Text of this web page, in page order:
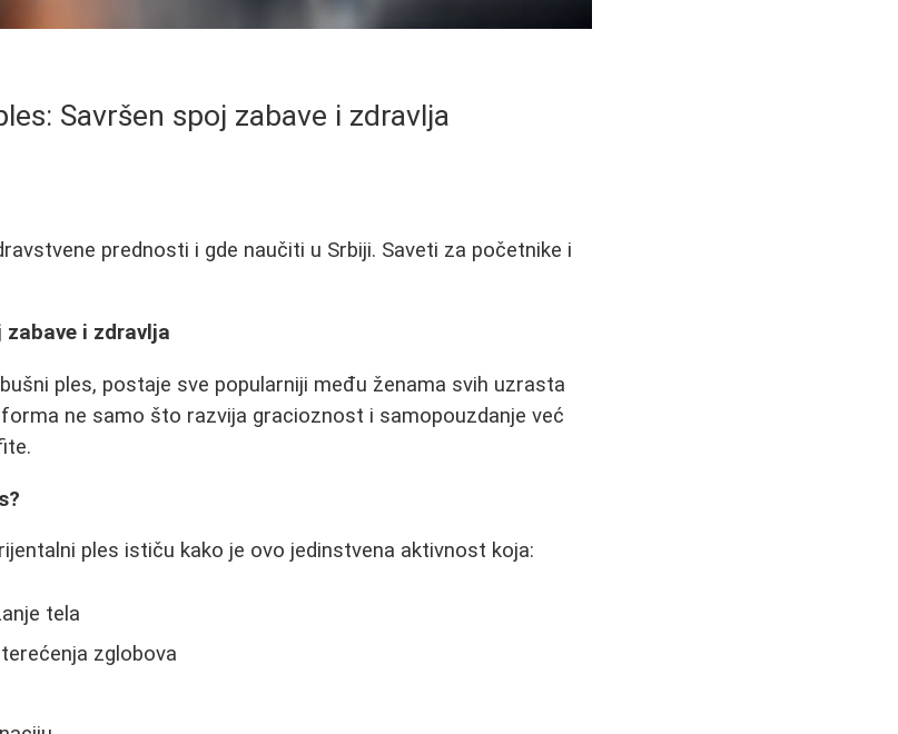
Savršen spoj zabave i zdravlja
prednosti i gde naučiti u Srbiji. Saveti za početnike i
i zdravlja
ples, postaje sve popularniji među ženama svih uzrasta
ne samo što razvija gracioznost i samopouzdanje već
ples ističu kako je ovo jedinstvena aktivnost koja:
tela
zglobova